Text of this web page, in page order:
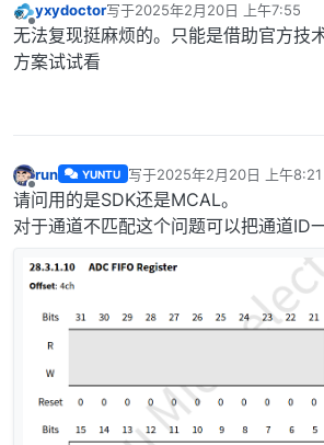
离线
yxydoctor写于2025年2月20日 上午7:55
最后由 编辑
无法复现挺麻烦的。只能是借助官方技
方案试试看
离线
run YUNTU 写于2025年2月20日 上午8:21
最后由 编辑
请问用的是SDK还是MCAL。
对于通道不匹配这个问题可以把通道ID